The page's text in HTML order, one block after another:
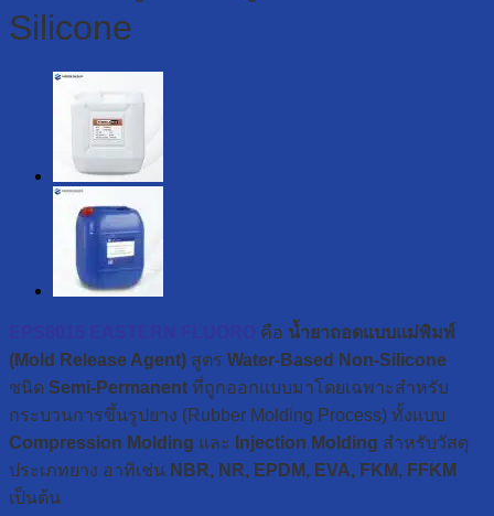
Silicone
คือ น้ำยาถอดแบบแม่พิมพ์
(Mold Release Agent) สูตร Water-Based Non-Silicone
ชนิด Semi-Permanent ที่ถูกออกแบบมาโดยเฉพาะสำหรับ
กระบวนการขึ้นรูปยาง (Rubber Molding Process) ทั้งแบบ
Compression Molding และ Injection Molding สำหรับวัสดุ
ประเภทยาง อาทิเช่น NBR, NR, EPDM, EVA, FKM, FFKM
เป็นต้น